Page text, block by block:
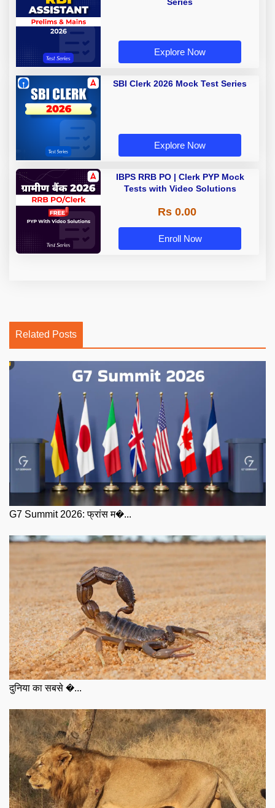
Series
Explore Now
SBI Clerk 2026 Mock Test Series
Explore Now
IBPS RRB PO | Clerk PYP Mock
Tests with Video Solutions
Rs 0.00
Enroll Now
Related Posts
G7 Summit 2026: फ्रांस म�...
दुनिया का सबसे �...